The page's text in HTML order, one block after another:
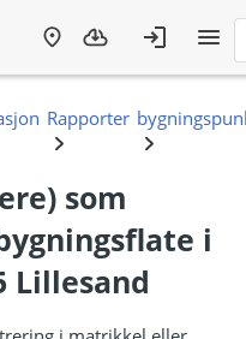
som
i
Lillesand